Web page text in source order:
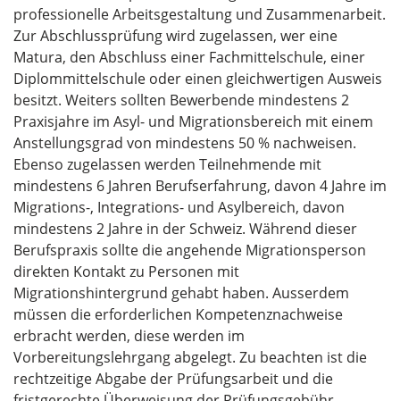
professionelle Arbeitsgestaltung und Zusammenarbeit.
Zur Abschlussprüfung wird zugelassen, wer eine
Matura, den Abschluss einer Fachmittelschule, einer
Diplommittelschule oder einen gleichwertigen Ausweis
besitzt. Weiters sollten Bewerbende mindestens 2
Praxisjahre im Asyl- und Migrationsbereich mit einem
Anstellungsgrad von mindestens 50 % nachweisen.
Ebenso zugelassen werden Teilnehmende mit
mindestens 6 Jahren Berufserfahrung, davon 4 Jahre im
Migrations-, Integrations- und Asylbereich, davon
mindestens 2 Jahre in der Schweiz. Während dieser
Berufspraxis sollte die angehende Migrationsperson
direkten Kontakt zu Personen mit
Migrationshintergrund gehabt haben. Ausserdem
müssen die erforderlichen Kompetenznachweise
erbracht werden, diese werden im
Vorbereitungslehrgang abgelegt. Zu beachten ist die
rechtzeitige Abgabe der Prüfungsarbeit und die